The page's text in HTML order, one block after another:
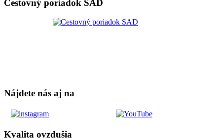
Cestovný poriadok SAD
Nájdete nás aj na
Kvalita ovzdušia